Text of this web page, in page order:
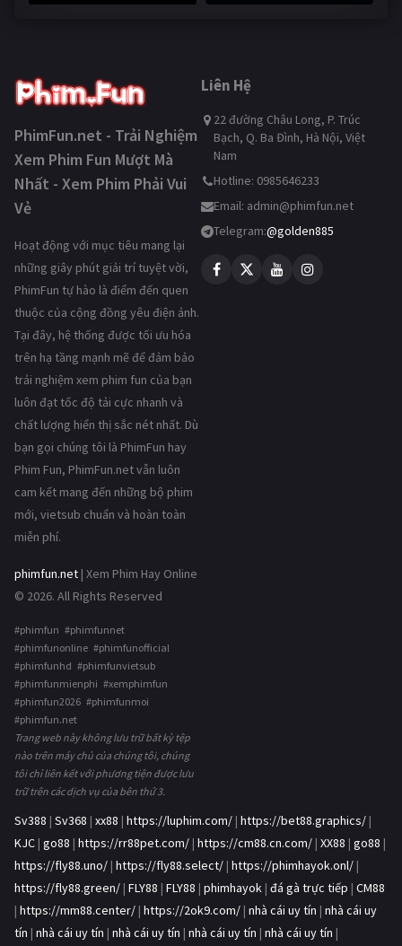
247,401 lượt xem
PhimFun.net - Trải Nghiệm
Xem Phim Fun Mượt Mà
Nhất - Xem Phim Phải Vui
Vẻ
Hoạt động với mục tiêu mang lại
những giây phút giải trí tuyệt vời,
PhimFun tự hào là điểm đến quen
thuộc của cộng đồng yêu điện ảnh.
Tại đây, hệ thống được tối ưu hóa
trên hạ tầng mạnh mẽ để đảm bảo
trải nghiệm xem phim fun của bạn
luôn đạt tốc độ tải cực nhanh và
chất lượng hiển thị sắc nét nhất. Dù
bạn gọi chúng tôi là PhimFun hay
Phim Fun, PhimFun.net vẫn luôn
cam kết mang đến những bộ phim
mới, vietsub chuẩn và hoàn toàn
miễn phí.
phimfun.net | Xem Phim Hay Online
© 2026. All Rights Reserved
#phimfun #phimfunnet
#phimfunonline #phimfunofficial
#phimfunhd #phimfunvietsub
#phimfunmienphi #xemphimfun
#phimfun2026 #phimfunmoi
#phimfun.net
Trang web này không lưu trữ bất kỳ tệp
nào trên máy chủ của chúng tôi, chúng
tôi chỉ liên kết với phương tiện được lưu
trữ trên các dịch vụ của bên thứ 3.
Liên Hệ
22 đường Châu Long, P. Trúc
Bạch, Q. Ba Đình, Hà Nội, Việt
Nam
Hotline: 0985646233
Email: admin@phimfun.net
Telegram:@golden885
Sv388 | Sv368 | xx88 | https://luphim.com/ | https://bet88.graphics/ |
KJC | go88 | https://rr88pet.com/ | https://cm88.cn.com/ | XX88 | go88 |
https://fly88.uno/ | https://fly88.select/ | https://phimhayok.onl/ |
https://fly88.green/ | FLY88 | FLY88 | phimhayok | đá gà trực tiếp | CM88
| https://mm88.center/ | https://2ok9.com/ | nhà cái uy tín | nhà cái uy
tín | nhà cái uy tín | nhà cái uy tín | nhà cái uy tín | nhà cái uy tín |